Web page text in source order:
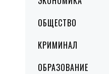
ОБЩЕСТВО
КРИМИНАЛ
ОБРАЗОВАНИЕ